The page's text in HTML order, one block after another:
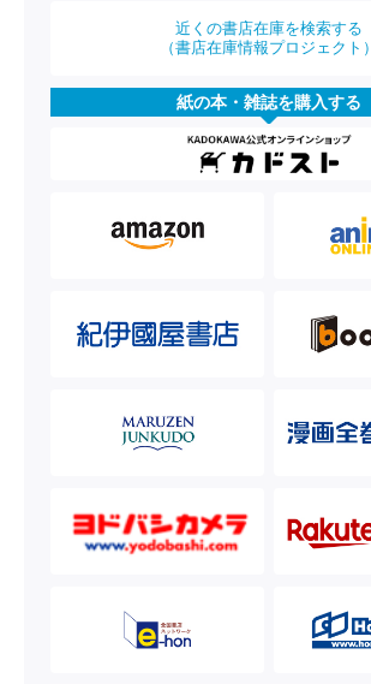
近くの書店在庫を検索する
（書店在庫情報プロジェクト）
紙の本・雑誌を購入する